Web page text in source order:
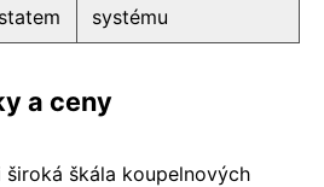
systému
a ceny
škála koupelnových